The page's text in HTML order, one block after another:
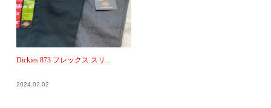
Dickies 873 フレックス スリ...
2024.02.02